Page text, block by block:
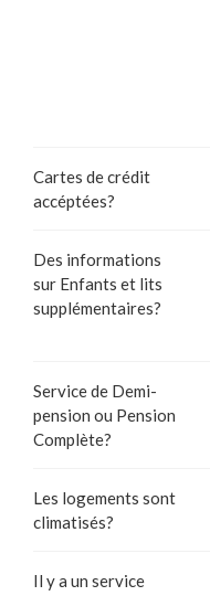
Cartes de crédit
accéptées?
Des informations
sur Enfants et lits
supplémentaires?
Service de Demi-
pension ou Pension
Complète?
Les logements sont
climatisés?
Il y a un service